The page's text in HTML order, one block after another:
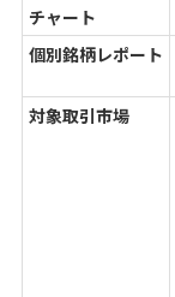
チャート
個別銘柄レポート
対象取引市場